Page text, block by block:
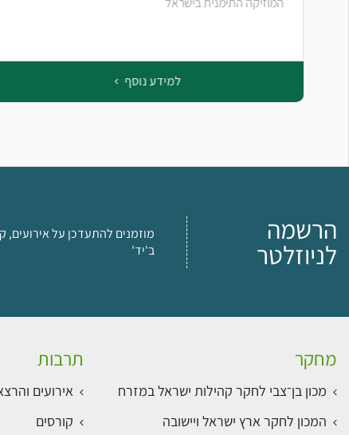
למידע נוסף
הרשמה
לניוזלטר
מוזמנים להתעדכן על
ב'יד'
מחקר
מכון בן־צבי לחקר קהילות ישראל במזרח
המכון לחקר ארץ ישראל ויישובה
תרבות
אירועים
קורסים